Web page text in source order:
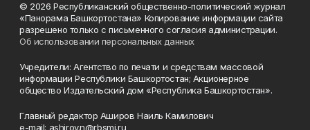
© 2026 Республиканский общественно-политический журнал
«Панорама Башкортостана» Копирование информации сайта
разрешено только с письменного согласия администрации.
Об использовании персональных данных
Учредители: Агентство по печати и средствам массовой
информации Республики Башкортостан; Акционерное
общество Издательский дом «Республика Башкортостан».
Главный редактор Аширов Наиль Камилович
e-mail: ashirov.n@rbsmi.ru